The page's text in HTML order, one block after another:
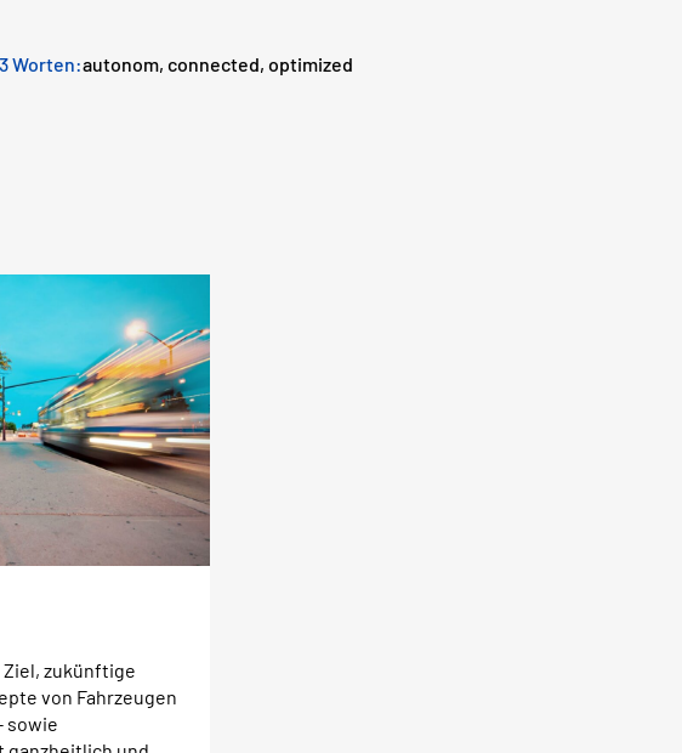
Worten:autonom, connected, optimized
Ziel, zukünftige
von Fahrzeugen
sowie